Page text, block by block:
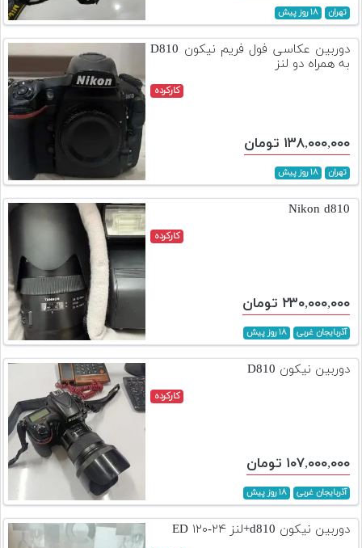
تهران ۱۸ روز پیش
دوربین عکاسی فول فریم نیکون D810
به همراه دو لنز
کارکرده
۱۳۸,۰۰۰,۰۰۰ تومان
تهران ۱۸ روز پیش
Nikon d810
کارکرده
۲۳۰,۰۰۰,۰۰۰ تومان
آذربایجان غربی ۱۸ روز پیش
دوربین نیکون D810
کارکرده
۱۰۷,۰۰۰,۰۰۰ تومان
آذربایجان غربی ۱۸ روز پیش
دوربین نیکون d810+لنز ۲۴-۱۲۰ ED